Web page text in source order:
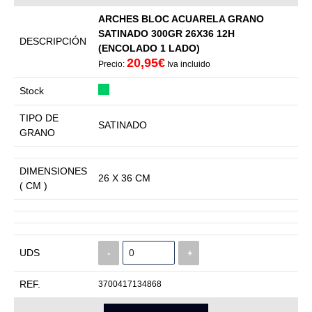
DESCRIPCIÓN
ARCHES BLOC ACUARELA GRANO
SATINADO 300GR 26X36 12H
(ENCOLADO 1 LADO)
Precio: 20,95€ Iva incluido
Stock
TIPO DE
GRANO
SATINADO
DIMENSIONES
( CM )
26 X 36 CM
UDS - +
REF. 3700417134868